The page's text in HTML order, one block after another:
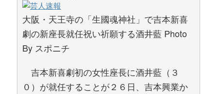
大阪・天王寺の「生國魂神社」で吉本新喜
劇の新座長就任祝い祈願する酒井藍 Photo
By スポニチ
吉本新喜劇初の女性座長に酒井藍（３
０）が就任することが２６日、吉本興業か